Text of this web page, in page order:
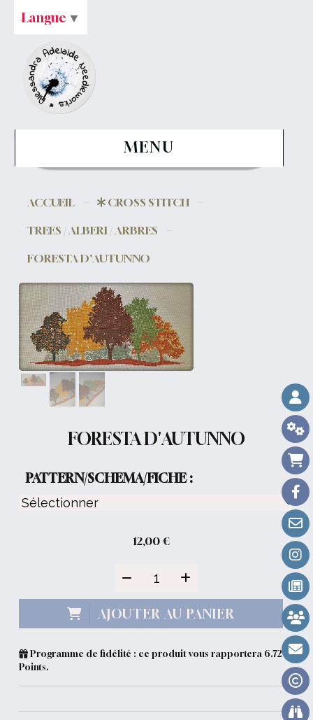
MENU
ACCUEIL
CROSS STITCH
TREES / ALBERI / ARBRES
FORESTA D'AUTUNNO
FORESTA D'AUTUNNO
PATTERN/SCHEMA/FICHE :
12,00€
AJOUTER AU PANIER
Programme de fidélité : ce produit vous rapportera 6.72
Points.
Langue ▼